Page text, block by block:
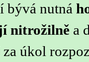
bývá nutná
nitrožilně a
úkol